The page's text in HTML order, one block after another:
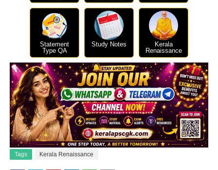
Statement
Type QA
Study Notes
Kerala
Renaissance
Tags Kerala Renaissance